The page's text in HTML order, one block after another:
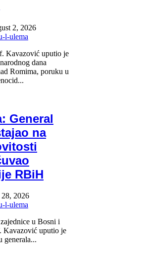
2, 2026
l-ulema
Kavazović uputio je
dana
Romima, poruku u
General
na
RBiH
2026
l-ulema
u Bosni i
Kavazović uputio je
generala...